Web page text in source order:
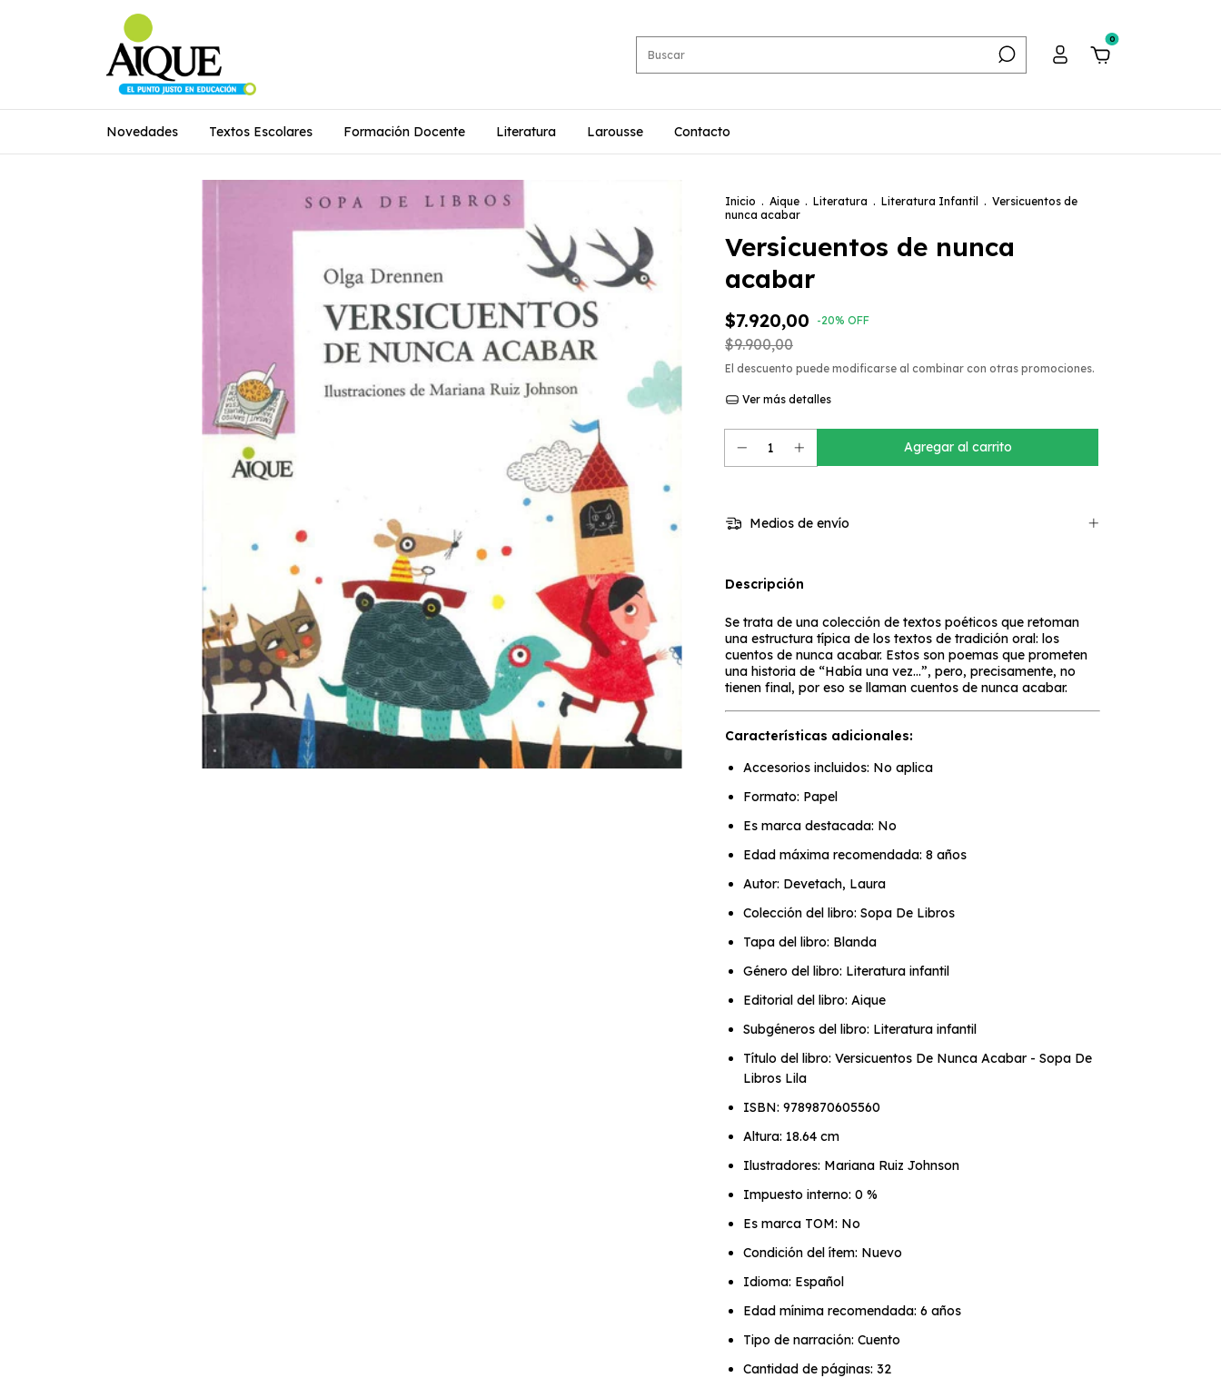
0
Novedades Textos Escolares Formación Docente Literatura Larousse Contacto
Inicio . Aique . Literatura . Literatura Infantil . Versicuentos de
nunca acabar
Versicuentos de nunca
acabar
$7.920,00 -20% OFF
$9.900,00
El descuento puede modificarse al combinar con otras promociones.
Ver más detalles
Medios de envío
Descripción
Se trata de una colección de textos poéticos que retoman
una estructura típica de los textos de tradición oral: los
cuentos de nunca acabar. Estos son poemas que prometen
una historia de “Había una vez...”, pero, precisamente, no
tienen final, por eso se llaman cuentos de nunca acabar.
Características adicionales:
Accesorios incluidos: No aplica
Formato: Papel
Es marca destacada: No
Edad máxima recomendada: 8 años
Autor: Devetach, Laura
Colección del libro: Sopa De Libros
Tapa del libro: Blanda
Género del libro: Literatura infantil
Editorial del libro: Aique
Subgéneros del libro: Literatura infantil
Título del libro: Versicuentos De Nunca Acabar - Sopa De
Libros Lila
ISBN: 9789870605560
Altura: 18.64 cm
Ilustradores: Mariana Ruiz Johnson
Impuesto interno: 0 %
Es marca TOM: No
Condición del ítem: Nuevo
Idioma: Español
Edad mínima recomendada: 6 años
Tipo de narración: Cuento
Cantidad de páginas: 32